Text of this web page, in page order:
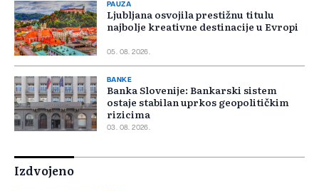
PAUZA
Ljubljana osvojila prestižnu titulu
najbolje kreativne destinacije u Evropi
05. 08. 2026.
BANKE
Banka Slovenije: Bankarski sistem
ostaje stabilan uprkos geopolitičkim
rizicima
03. 08. 2026.
Izdvojeno